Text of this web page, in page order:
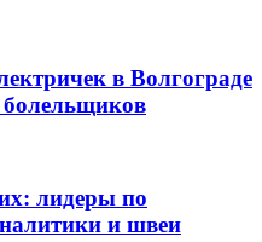
в Волгограде
болельщиков
лидеры по
и швеи